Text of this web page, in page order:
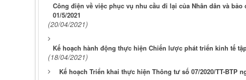
Công điện về việc phục vụ nhu cầu đi lại của Nhân dân và
01/5/2021
(20/04/2021)
Kế hoạch hành động thực hiện Chiến lược phát triển kinh tế
(18/04/2021)
Kế hoạch Triển khai thực hiện Thông tư số 07/2020/TT-BTP